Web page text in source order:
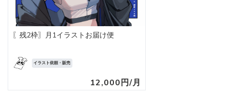
〖残2枠〗月1イラストお届け便
イラスト依頼・販売
12,000円/月